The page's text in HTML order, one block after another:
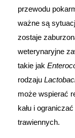
Grupy produktowe
Marki
przewodu
ważne są
zostaje
weterynaryjne
takie jak
rodzaju
może wspierać
kału i
trawiennych.